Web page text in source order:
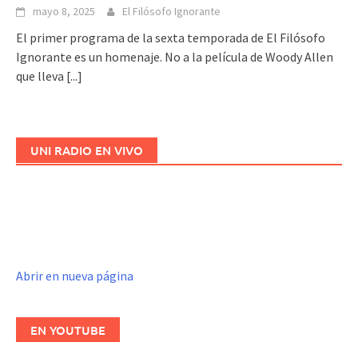
mayo 8, 2025 El Filósofo Ignorante
El primer programa de la sexta temporada de El Filósofo
Ignorante es un homenaje. No a la película de Woody Allen
que lleva [...]
UNI RADIO EN VIVO
Abrir en nueva página
EN YOUTUBE